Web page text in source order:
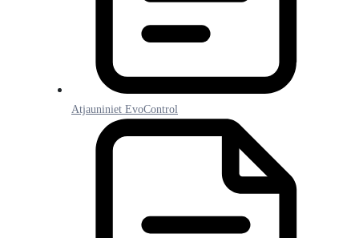
Atjauniniet EvoControl